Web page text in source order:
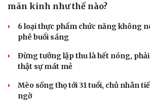
mãn kinh như thế nào?
6 loại thực phẩm chức năng không
phê buổi sáng
Đừng tưởng lập thu là hết nóng,
thật sự mát mẻ
Mèo sống thọ tới 31 tuổi, chủ nhân
ngờ